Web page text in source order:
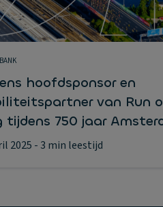
hoofdsponsor en
van Run
tijdens 750 jaar
2025 - 3 min leestijd